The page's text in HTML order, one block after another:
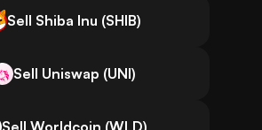
Sell Shiba Inu (SHIB)
Sell Uniswap (UNI)
Sell Worldcoin (WLD)